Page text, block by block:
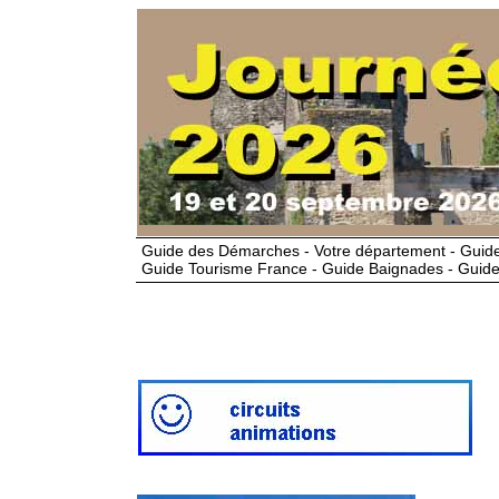
Guide des Démarches - Votre département -
Guide Tourisme France - Guide Baignades -